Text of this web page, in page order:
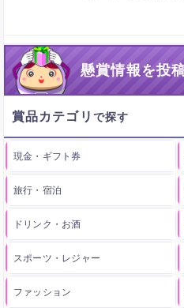
懸賞情報を投
賞品カテゴリ
現金・ギフト券
旅行・宿泊
ドリンク・お酒
スポーツ・レジャー
ファッション